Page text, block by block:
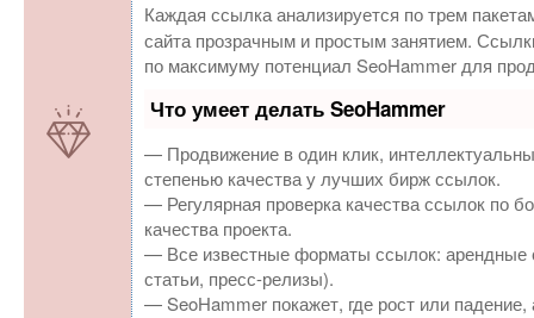
Каждая ссылка анализируется по трем
сайта прозрачным и простым занятием.
по максимуму потенциал SeoHammer для
Что умеет делать SeoHammer
— Продвижение в один клик,
степенью качества у лучших бирж ссылок.
— Регулярная проверка качества ссылок по
качества проекта.
— Все известные форматы ссылок: арендные
статьи, пресс-релизы).
— SeoHammer покажет, где рост или